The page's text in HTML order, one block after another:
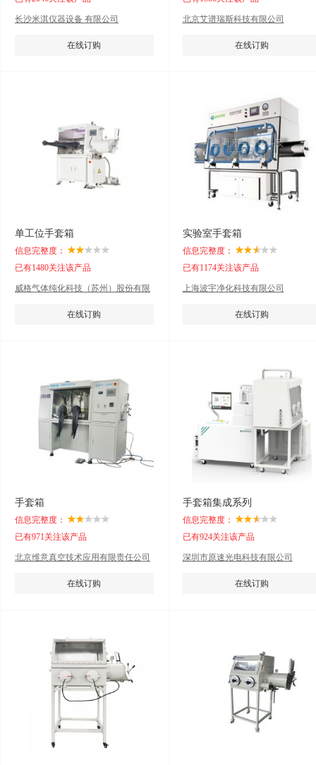
长沙米淇仪器设备 有限公司
在线订购
北京艾谱瑞斯科技有限公司
在线订购
单工位手套箱
信息完整度：
已有1480关注该产品
威格气体纯化科技（苏州）股份有限
在线订购
实验室手套箱
信息完整度：
已有1174关注该产品
上海波宇净化科技有限公司
在线订购
手套箱
信息完整度：
已有971关注该产品
北京维意真空技术应用有限责任公司
在线订购
手套箱集成系列
信息完整度：
已有924关注该产品
深圳市原速光电科技有限公司
在线订购